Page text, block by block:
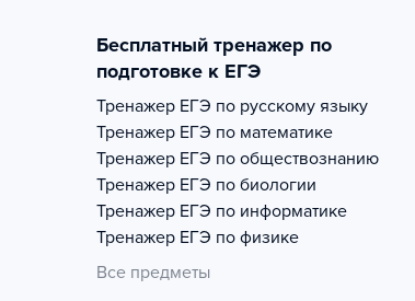
Бесплатный тренажер по
подготовке к ЕГЭ
Тренажер ЕГЭ по русскому языку
Тренажер ЕГЭ по математике
Тренажер ЕГЭ по обществознанию
Тренажер ЕГЭ по биологии
Тренажер ЕГЭ по информатике
Тренажер ЕГЭ по физике
Все предметы